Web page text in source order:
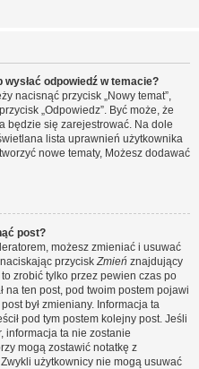
odpowiedź w temacie?
nacisnąć przycisk „Nowy temat”,
„Odpowiedz”. Być może, że
będzie się zarejestrować. Na dole
lista uprawnień użytkownika
nowe tematy, Możesz dodawać
post?
możesz zmieniać i usuwać
przyciskZmień znajdujący
zrobić tylko przez pewien czas po
ten post, pod twoim postem pojawi
był zmieniany. Informacja ta
pod tym postem kolejny post. Jeśli
informacja ta nie zostanie
mogą zostawić notatkę z
użytkownicy nie mogą usuwać